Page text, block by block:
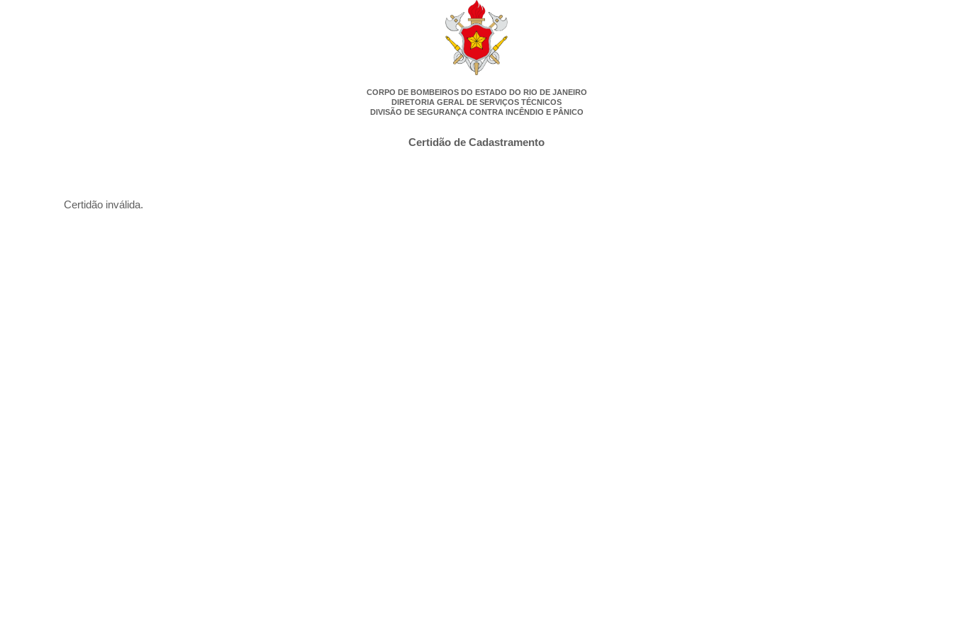
CORPO DE BOMBEIROS DO ESTADO DO RIO DE JANEIRO
DIRETORIA GERAL DE SERVIÇOS TÉCNICOS
DIVISÃO DE SEGURANÇA CONTRA INCÊNDIO E PÂNICO
Certidão de Cadastramento
Certidão inválida.